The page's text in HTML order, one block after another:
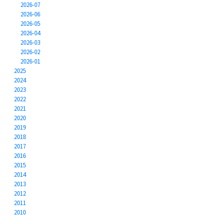
2026-07
2026-06
2026-05
2026-04
2026-03
2026-02
2026-01
2025
2024
2023
2022
2021
2020
2019
2018
2017
2016
2015
2014
2013
2012
2011
2010